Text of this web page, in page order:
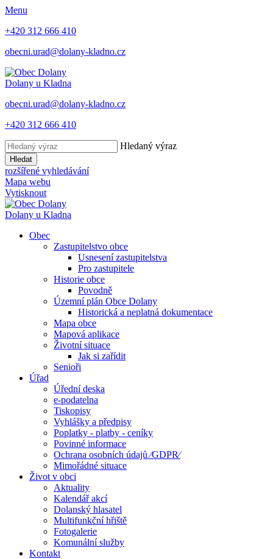
Menu
+420 312 666 410
obecni.urad@dolany-kladno.cz
Dolany u Kladna
obecni.urad@dolany-kladno.cz
+420 312 666 410
Hledaný výraz
Hledat
rozšířené vyhledávání
Mapa webu
Vytisknout
Dolany u Kladna
Obec
Zastupitelstvo obce
Usnesení zastupitelstva
Pro zastupitele
Historie obce
Povodně
Územní plán Obce Dolany
Historická a neplatná dokumentace
Mapa obce
Mapová aplikace
Životní situace
Jak si zařídit
Senioři
Úřad
Úřední deska
e-podatelna
Tiskopisy
Vyhlášky a předpisy
Poplatky - platby - ceníky
Povinné informace
Ochrana osobních údajů ⁄GDPR⁄
Mimořádné situace
Život v obci
Aktuality
Kalendář akcí
Dolanský hlasatel
Multifunkční hřiště
Fotogalerie
Komunální služby
Kontakt